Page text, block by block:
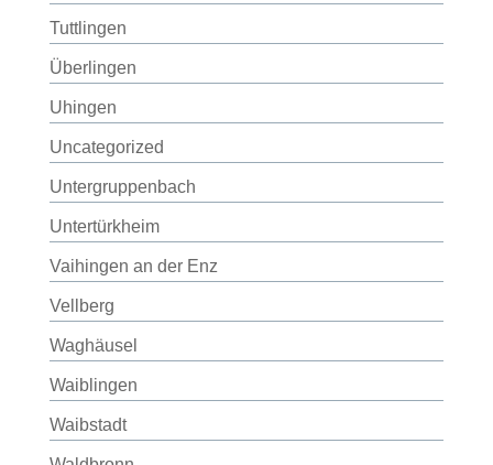
Tuttlingen
Überlingen
Uhingen
Uncategorized
Untergruppenbach
Untertürkheim
Vaihingen an der Enz
Vellberg
Waghäusel
Waiblingen
Waibstadt